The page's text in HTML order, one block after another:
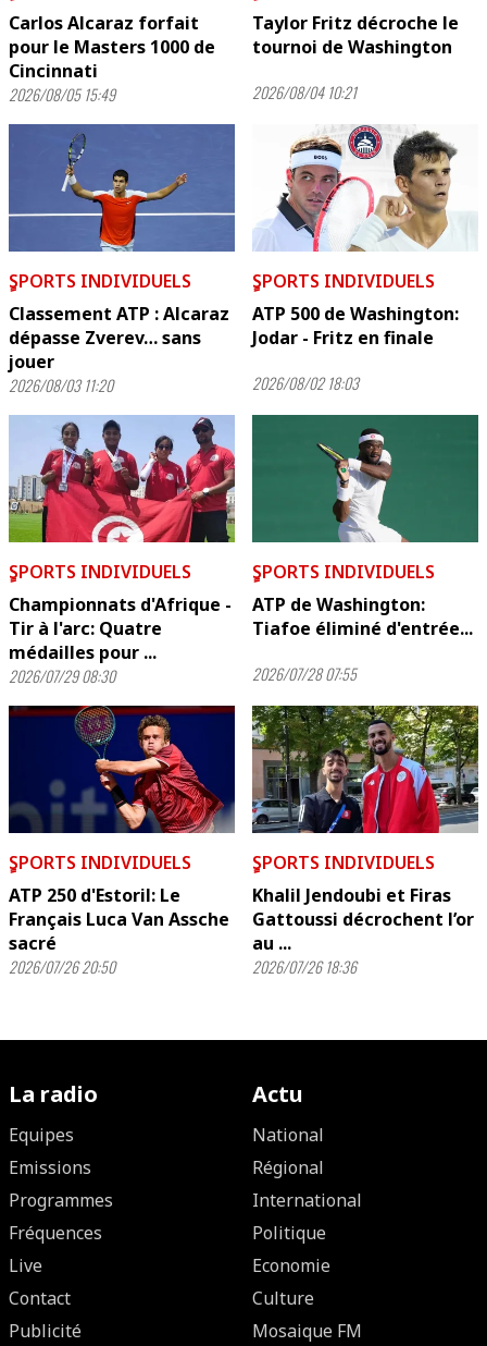
Carlos Alcaraz forfait
pour le Masters 1000 de
Cincinnati
2026/08/05 15:49
Taylor Fritz décroche le
tournoi de Washington
2026/08/04 10:21
ٍSPORTS INDIVIDUELS
Classement ATP : Alcaraz
dépasse Zverev… sans
jouer
2026/08/03 11:20
ٍSPORTS INDIVIDUELS
ATP 500 de Washington:
Jodar - Fritz en finale
2026/08/02 18:03
ٍSPORTS INDIVIDUELS
Championnats d'Afrique -
Tir à l'arc: Quatre
médailles pour ...
2026/07/29 08:30
ٍSPORTS INDIVIDUELS
ATP de Washington:
Tiafoe éliminé d'entrée...
2026/07/28 07:55
ٍSPORTS INDIVIDUELS
ATP 250 d'Estoril: Le
Français Luca Van Assche
sacré
2026/07/26 20:50
ٍSPORTS INDIVIDUELS
Khalil Jendoubi et Firas
Gattoussi décrochent l’or
au ...
2026/07/26 18:36
La radio
Equipes
Emissions
Programmes
Fréquences
Live
Contact
Publicité
Actu
National
Régional
International
Politique
Economie
Culture
Mosaique FM